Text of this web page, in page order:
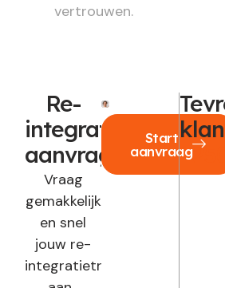
vertrouwen.
Re-
integratie
aanvragen?
Vraag
gemakkelijk
en snel
jouw re-
integratietraject
Start
aanvraag